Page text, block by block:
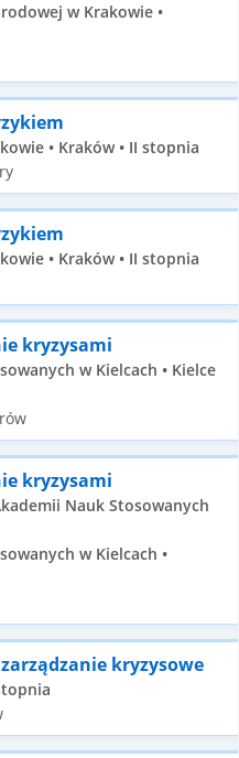
w Krakowie •
• Kraków • II stopnia
• Kraków • II stopnia
kryzysami
w Kielcach • Kielce
kryzysami
Nauk Stosowanych
w Kielcach •
kryzysowe